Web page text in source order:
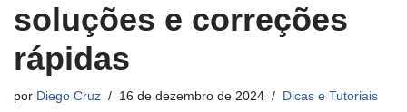
soluções e correções
rápidas
por Diego Cruz 16 de dezembro de 2024 Dicas e Tutoriais